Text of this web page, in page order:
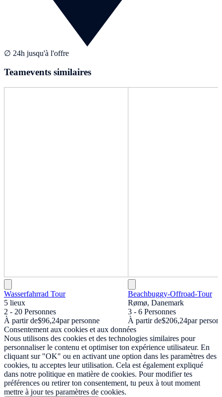
∅ 24h jusqu'à l'offre
Teamevents similaires
Wasserfahrrad Tour
5 lieux
2 - 20 Personnes
À partir de$96,24par personne
Beachbuggy-Offroad-Tour
Rømø, Danemark
3 - 6 Personnes
À partir de$206,24par
Consentement aux cookies et aux données
Nous utilisons des cookies et des technologies similaires pour
personnaliser le contenu et optimiser ton expérience utilisateur. En
cliquant sur "OK" ou en activant une option dans les paramètres des
cookies, tu acceptes leur utilisation. Cela est également expliqué
dans notre politique en matière de cookies. Pour modifier tes
préférences ou retirer ton consentement, tu peux à tout moment
mettre à jour tes paramètres de cookies.